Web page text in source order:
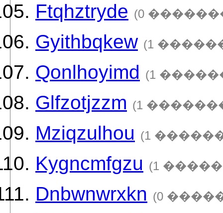
Ftqhztryde (0
Gyithbqkew (1
Qonlhoyimd (1
Glfzotjzzm (1
Mziqzulhou (1
Kygncmfgzu (1
Dnbwnwrxkn (0